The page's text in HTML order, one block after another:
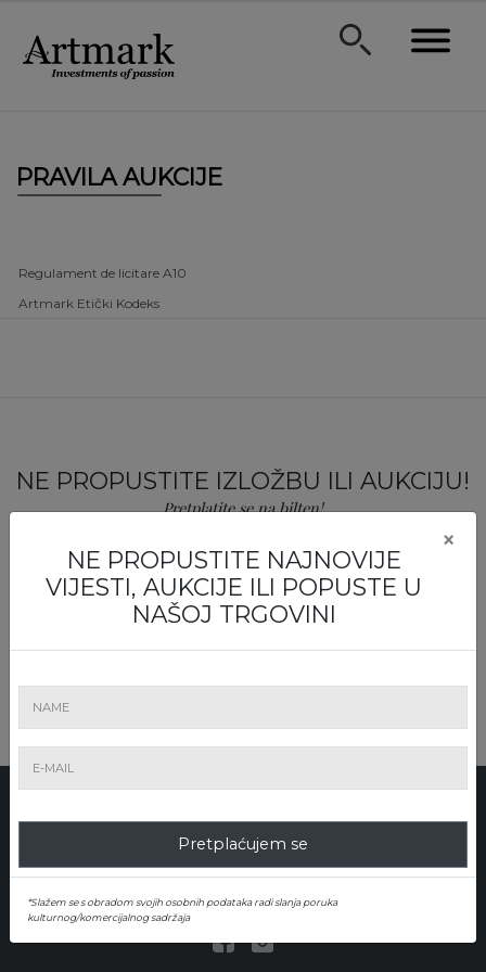
PRAVILA AUKCIJE
Regulament de licitare A10
Artmark Etički Kodeks
NE PROPUSTITE IZLOŽBU ILI AUKCIJU!
Pretplatite se na bilten!
Pretplatite
Email: office@artmark.bg
тел:+ 359 2 873 2236
© Artmark 2026. Powered by ART GAMES
NE PROPUSTITE NAJNOVIJE
VIJESTI, AUKCIJE ILI POPUSTE U
NAŠOJ TRGOVINI
×
Pretplaćujem se
*Slažem se s obradom svojih osobnih podataka radi slanja poruka
kulturnog/komercijalnog sadržaja